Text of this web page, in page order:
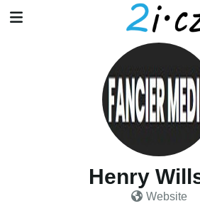
Henry
Website